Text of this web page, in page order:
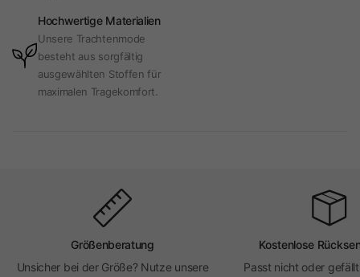
Hochwertige Materialien
Unsere Trachtenmode
besteht aus sorgfältig
ausgewählten Stoffen für
maximalen Tragekomfort.
Größenberatung
Unsicher bei der Größe? Nutze unsere
Kostenlose
Passt nicht oder